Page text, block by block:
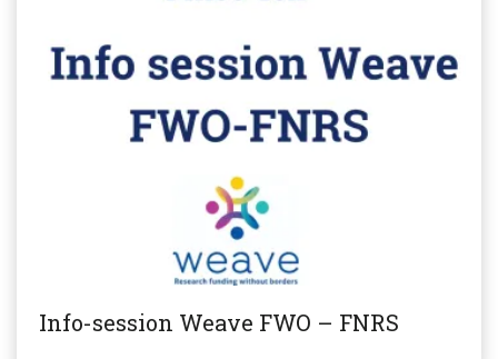
Info-session Weave FWO – FNRS